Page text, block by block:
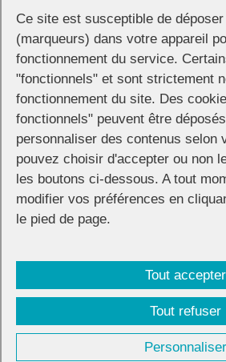
Jeanne Added – Chloé – Cormac –
Lalla Rami – Barbi(e)turix (Rag B2B
Queerale – Bragi Pufferfish – Cirque
Christophe Madrolle – Ice Drag On – Simon
Marie Labory, Tahnee et Soa de Muse
spectacle.
Fin du programme à 22h.
© 2026 | Mentions
Réalisation :Unscuzzy|
Ce site est susceptible de
(marqueurs) dans votre appareil
fonctionnement du service.
"fonctionnels" et sont strictement
fonctionnement du site. Des
fonctionnels" peuvent être
personnaliser des contenus selon
pouvez choisir d'accepter ou non
les boutons ci-dessous. A tout
modifier vos préférences en
le pied de page.
Tout accepter
Tout refuser
Personnaliser